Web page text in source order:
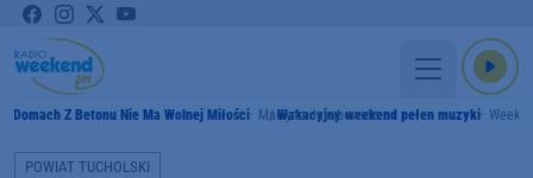
W Domach Z Betonu Nie Ma Wolnej Miłości Martyna Jakubowicz
Wakacyjny weekend pełen muzyki
POWIAT TUCHOLSKI